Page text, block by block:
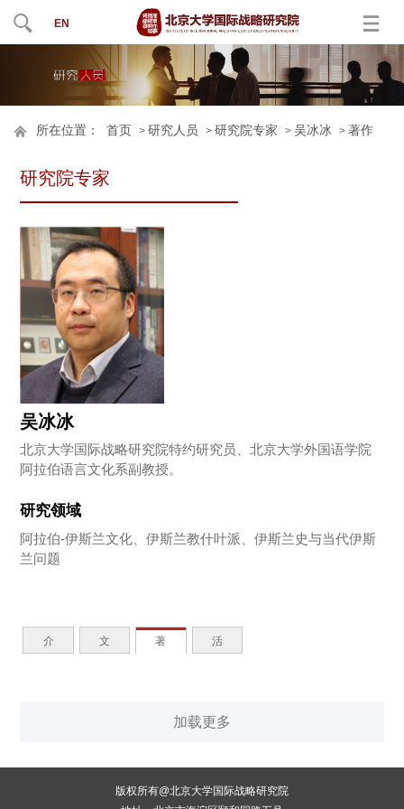
EN
所在位置： 首页 >研究人员 >研究院专家 >吴冰冰 >著作
研究院专家
吴冰冰
北京大学国际战略研究院特约研究员、北京大学外国语学院
阿拉伯语言文化系副教授。
研究领域
阿拉伯-伊斯兰文化、伊斯兰教什叶派、伊斯兰史与当代伊斯
兰问题
介 文 著 活
加载更多
版权所有@北京大学国际战略研究院